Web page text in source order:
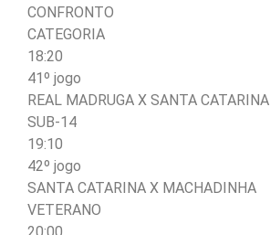
CONFRONTO
CATEGORIA
18:20
41º jogo
REAL MADRUGA X SANTA CATARINA
SUB-14
19:10
42º jogo
SANTA CATARINA X MACHADINHA
VETERANO